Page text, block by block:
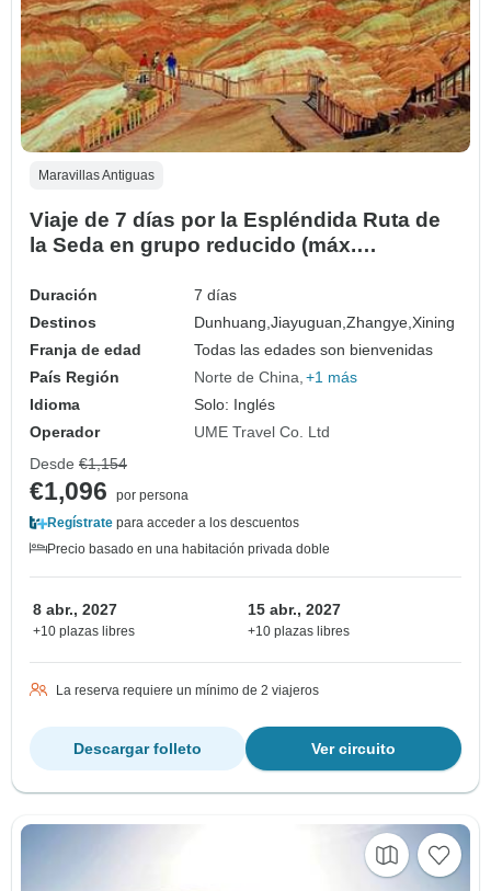
Maravillas Antiguas
Viaje de 7 días por la Espléndida Ruta de
la Seda en grupo reducido (máx.
de China）
Duración
7 días
Destinos
Dunhuang,Jiayuguan,Zhangye,Xining
Franja de edad
Todas las edades son bienvenidas
País Región
Norte de China +1 más
Idioma
Solo: Inglés
Operador
UME Travel Co. Ltd
Desde €1,154
€1,096
por persona
Regístrate para acceder a los descuentos
Precio basado en una habitación privada doble
8 abr., 2027
+10 plazas libres
15 abr., 2027
+10 plazas libres
La reserva requiere un mínimo de 2 viajeros
Ver circuito
Descargar folleto